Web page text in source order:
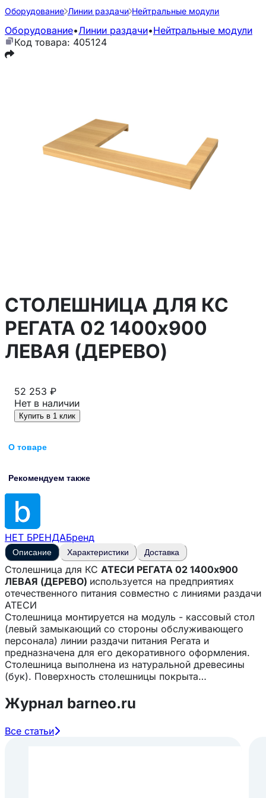
Оборудование Линии раздачи Нейтральные модули
Оборудование•Линии раздачи•Нейтральные модули
Код товара: 405124
СТОЛЕШНИЦА ДЛЯ КС
РЕГАТА 02 1400х900
ЛЕВАЯ (ДЕРЕВО)
52 253 ₽
Нет в наличии
Купить в 1 клик
О товаре
Рекомендуем также
НЕТ БРЕНДАБренд
Описание Характеристики Доставка
Столешница для КС АТЕСИ РЕГАТА 02 1400х900
ЛЕВАЯ (ДЕРЕВО) используется на предприятиях
отечественного питания совместно с линиями раздачи
АТЕСИ
Столешница монтируется на модуль - кассовый стол
(левый замыкающий со стороны обслуживающего
персонала) линии раздачи питания Регата и
предназначена для его декоративного оформления.
Столешница выполнена из натуральной древесины
(бук). Поверхность столешницы покрыта
значительно упрощает санитарно-гигиеническую
обработку изделия и при необходимости его
безвредное при контакте с пищевыми продуктами.
Журнал barneo.ru
Все статьи